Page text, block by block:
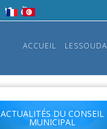
ACCUEIL LESSOUDA
ACTUALITÉS DU CONSEIL
MUNICIPAL